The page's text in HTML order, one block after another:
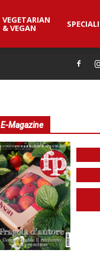
VEGETARIAN
& VEGAN SPECIALI
E-Magazine